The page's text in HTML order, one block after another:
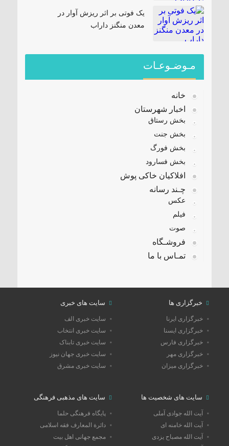
یک فوتی بر اثر ریزش آوار در
معدن منگنز داراب
مـوضـوعـات
خانه
اخبار شهرستان
بخش رستاق
بخش جنت
بخش فورگ
بخش فسارود
افلاکیان خاکی پوش
چـند رسانه
عکس
فیلم
صوت
فروشـگاه
تمـاس با ما
خبرگزاری ها
خبرگزاری ایرنا
خبرگزاری ایسنا
خبرگزاری فارس
خبرگزاری مهر
خبرگزاری میزان
سایت های خبری
سایت خبری الف
سایت خبری انتخاب
سایت خبری تابناک
سایت خبری جهان نیوز
سایت خبری مشرق
سایت های شخصیت ها
آیت الله جوادی آملی
آیت الله خامنه ای
آیت الله مصباح یزدی
سایت های مذهبی فرهنگی
پایگاه فرهنگی حلما
دائرة المعارف فقه اسلامی
مجمع جهانی اهل بیت